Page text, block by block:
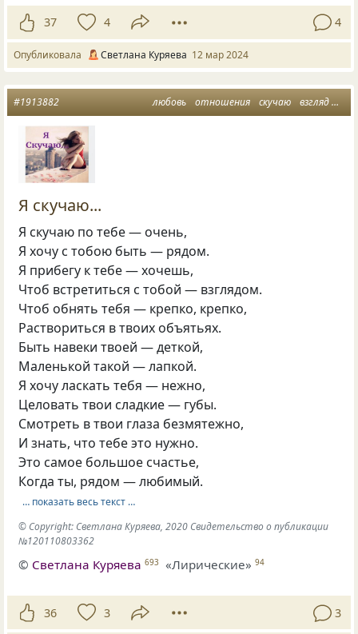
37 4 4
Опубликовала Светлана Куряева 12 мар 2024
любовь отношения скучаю взгляд
#1913882
Я скучаю...
Я скучаю по тебе — очень,
Я хочу с тобою быть — рядом.
Я прибегу к тебе — хочешь,
Чтоб встретиться с тобой — взглядом.
Чтоб обнять тебя — крепко, крепко,
Раствориться в твоих объятьях.
Быть навеки твоей — деткой,
Маленькой такой — лапкой.
Я хочу ласкать тебя — нежно,
Целовать твои сладкие — губы.
Смотреть в твои глаза безмятежно,
И знать, что тебе это нужно.
Это самое большое счастье,
Когда ты, рядом — любимый.
… показать весь текст …
© Copyright: Светлана Куряева, 2020 Свидетельство о публикации
№120110803362
© Светлана Куряева 693 «Лирические» 94
36 3 3